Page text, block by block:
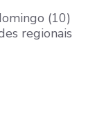
(10)
regionais